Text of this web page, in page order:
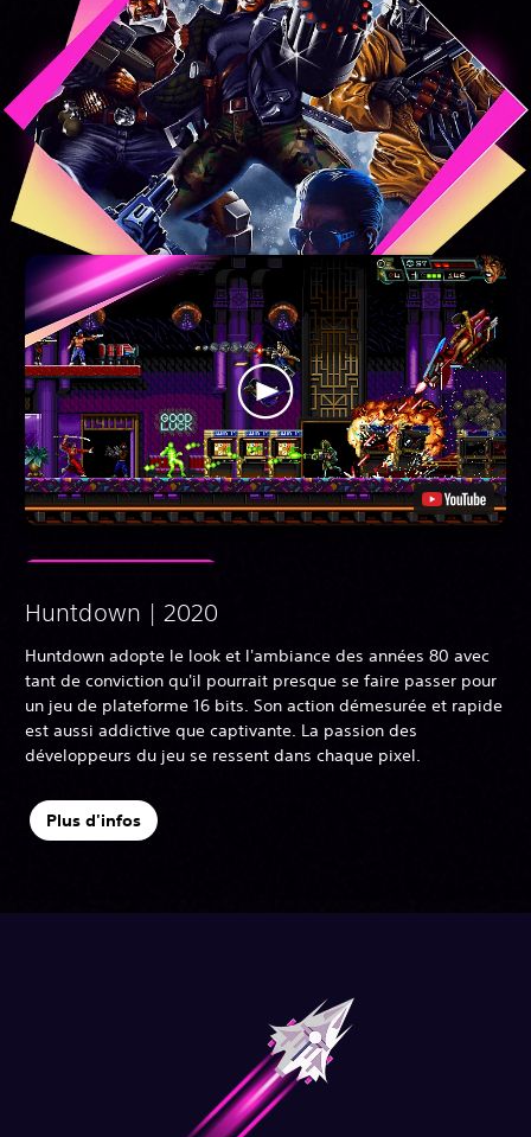
Huntdown | 2020
Huntdown adopte le look et l'ambiance des années 80 avec
tant de conviction qu'il pourrait presque se faire passer pour
un jeu de plateforme 16 bits. Son action démesurée et rapide
est aussi addictive que captivante. La passion des
développeurs du jeu se ressent dans chaque pixel.
Plus d'infos